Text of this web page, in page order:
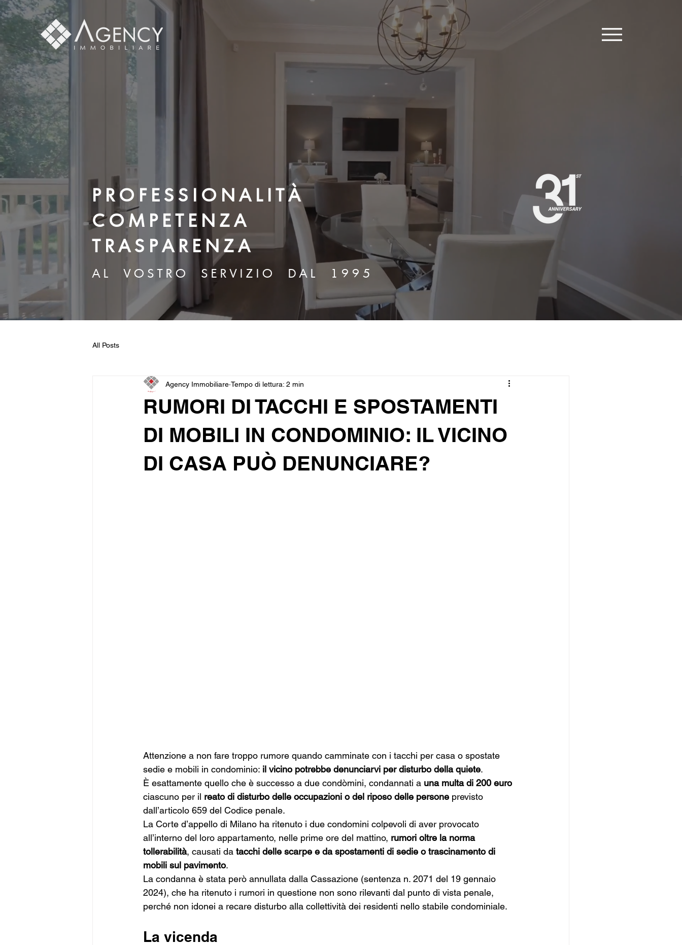
P R O F E S S I O N A L I T À
C O M P E T E N Z A
T R A S P A R E N Z A
A L V O S T R O S E R V I Z I O D A L 1 9 9 5
All Posts
RUMORI DI TACCHI E SPOSTAMENTI
DI MOBILI IN CONDOMINIO: IL VICINO
DI CASA PUÒ DENUNCIARE?
Agency Immobiliare Tempo di lettura: 2 min
Attenzione a non fare troppo rumore quando camminate con i tacchi per casa o spostate
sedie e mobili in condominio: il vicino potrebbe denunciarvi per disturbo della quiete.
È esattamente quello che è successo a due condòmini, condannati a una multa di 200 euro
ciascuno per il reato di disturbo delle occupazioni o del riposo delle persone previsto
dall’articolo 659 del Codice penale.
La Corte d’appello di Milano ha ritenuto i due condomini colpevoli di aver provocato
all’interno del loro appartamento, nelle prime ore del mattino, rumori oltre la norma
tollerabilità, causati da tacchi delle scarpe e da spostamenti di sedie o trascinamento di
mobili sul pavimento.
La condanna è stata però annullata dalla Cassazione (sentenza n. 2071 del 19 gennaio
2024), che ha ritenuto i rumori in questione non sono rilevanti dal punto di vista penale,
perché non idonei a recare disturbo alla collettività dei residenti nello stabile condominiale.
La vicenda